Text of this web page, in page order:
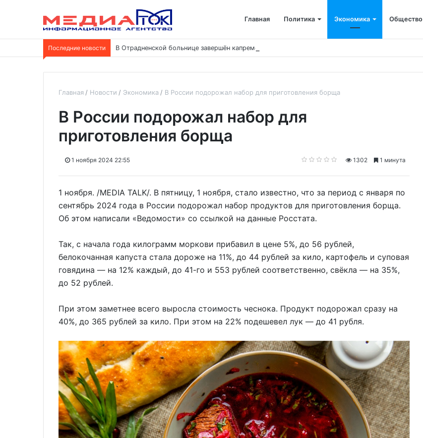
Главная Политика Экономика Общество
Последние новости В Отрадненской больнице завершён капремонт терапевтического корпуса
Главная Новости Экономика В России подорожал набор для приготовления борща
В России подорожал набор для
приготовления борща
1 ноября 2024 22:55 1302 1 минута
1 ноября. /MEDIA TALK/. В пятницу, 1 ноября, стало известно, что за период с января по
сентябрь 2024 года в России подорожал набор продуктов для приготовления борща.
Об этом написали «Ведомости» со ссылкой на данные Росстата.
Так, с начала года килограмм моркови прибавил в цене 5%, до 56 рублей,
белокочанная капуста стала дороже на 11%, до 44 рублей за кило, картофель и суповая
говядина — на 12% каждый, до 41-го и 553 рублей соответственно, свёкла — на 35%,
до 52 рублей.
При этом заметнее всего выросла стоимость чеснока. Продукт подорожал сразу на
40%, до 365 рублей за кило. При этом на 22% подешевел лук — до 41 рубля.